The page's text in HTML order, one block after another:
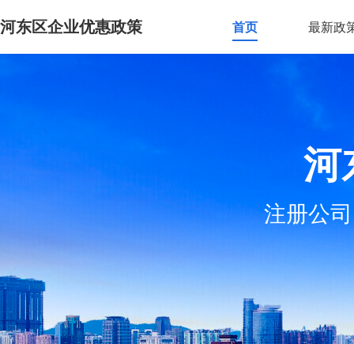
河东区企业优惠政策 首页 最新政
河
注册公